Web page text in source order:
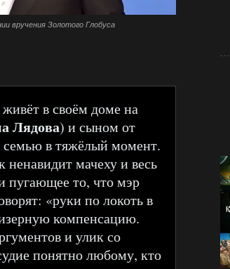
вручения Золотого Глобуса
в своём доме на
Лядова) и сыном от
в тяжёлый момент.
мачеху и весь
пугающее то, что мэр
«руки по локоть в
компенсацию.
и улик со
понятно любому, кто